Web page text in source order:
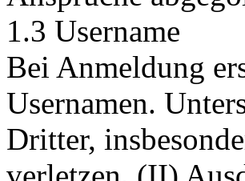
1.3 Username
Bei Anmeldung
Usernamen.
Dritter,